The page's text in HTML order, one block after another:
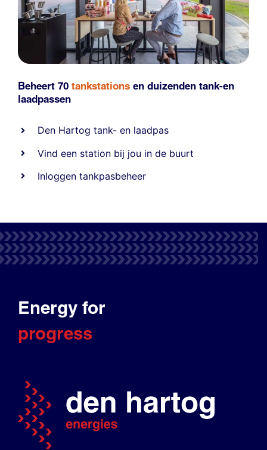
Beheert 70 tankstations en duizenden tank-en
laadpassen
Den Hartog tank- en laadpas
Vind een station bij jou in de buurt
Inloggen tankpasbeheer
Energy for
progress